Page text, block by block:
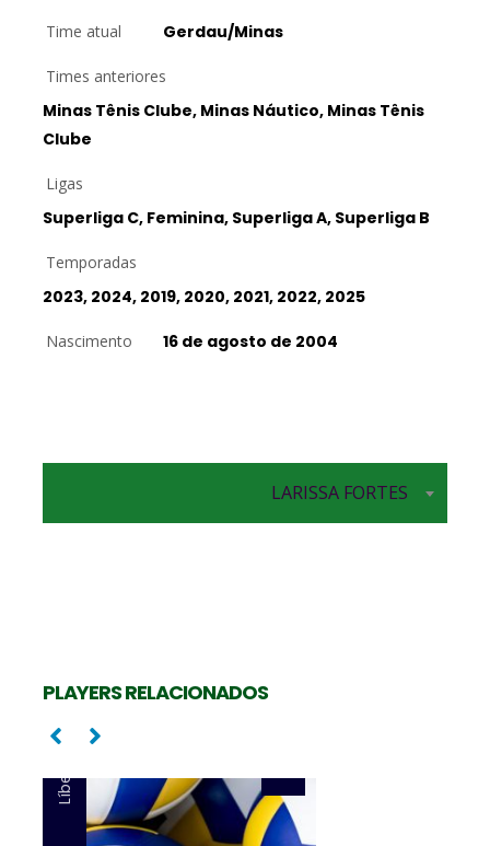
Time atual Gerdau/Minas
Times anteriores
Minas Tênis Clube, Minas Náutico, Minas Tênis
Clube
Ligas
Superliga C, Feminina, Superliga A, Superliga B
Temporadas
2023, 2024, 2019, 2020, 2021, 2022, 2025
Nascimento 16 de agosto de 2004
LARISSA FORTES
PLAYERS RELACIONADOS
Líbero